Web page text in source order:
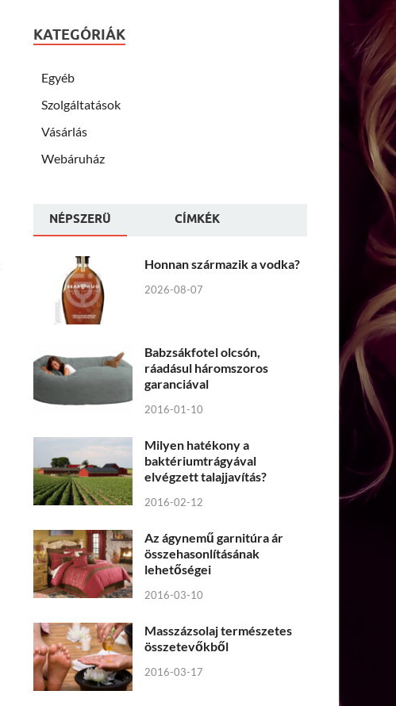
KATEGÓRIÁK
Egyéb
Szolgáltatások
Vásárlás
Webáruház
NÉPSZERÜ CÍMKÉK
Honnan származik a vodka?
2026-08-07
Babzsákfotel olcsón,
ráadásul háromszoros
garanciával
2016-01-10
Milyen hatékony a
baktériumtrágyával
elvégzett talajjavítás?
2016-02-12
Az ágynemű garnitúra ár
összehasonlításának
lehetőségei
2016-03-10
Masszázsolaj természetes
összetevőkből
2016-03-17